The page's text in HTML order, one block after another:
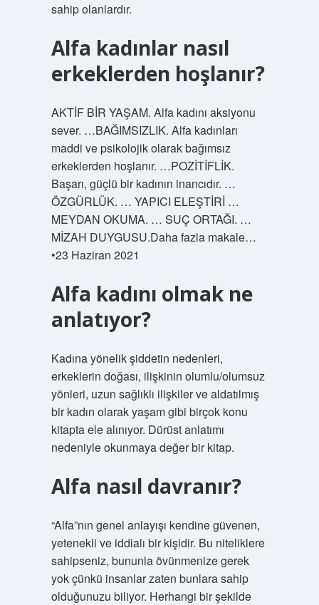
sahip olanlardır.
Alfa kadınlar nasıl
erkeklerden hoşlanır?
AKTİF BİR YAŞAM. Alfa kadını aksiyonu
sever. …BAĞIMSIZLIK. Alfa kadınları
maddi ve psikolojik olarak bağımsız
erkeklerden hoşlanır. …POZİTİFLİK.
Başarı, güçlü bir kadının inancıdır. …
ÖZGÜRLÜK. … YAPICI ELEŞTİRİ …
MEYDAN OKUMA. … SUÇ ORTAĞI. …
MİZAH DUYGUSU.Daha fazla makale…
•23 Haziran 2021
Alfa kadını olmak ne
anlatıyor?
Kadına yönelik şiddetin nedenleri,
erkeklerin doğası, ilişkinin olumlu/olumsuz
yönleri, uzun sağlıklı ilişkiler ve aldatılmış
bir kadın olarak yaşam gibi birçok konu
kitapta ele alınıyor. Dürüst anlatımı
nedeniyle okunmaya değer bir kitap.
Alfa nasıl davranır?
“Alfa”nın genel anlayışı kendine güvenen,
yetenekli ve iddialı bir kişidir. Bu niteliklere
sahipseniz, bununla övünmenize gerek
yok çünkü insanlar zaten bunlara sahip
olduğunuzu biliyor. Herhangi bir şekilde